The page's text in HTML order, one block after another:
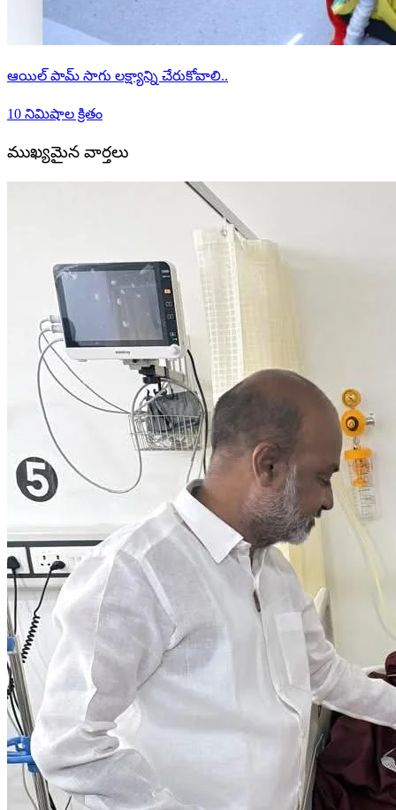
ఆయిల్ పామ్ సాగు లక్ష్యాన్ని చేరుకోవాలి..
10 నిమిషాల క్రితం
ముఖ్యమైన వార్తలు